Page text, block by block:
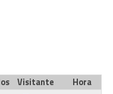
Visitante
Hora